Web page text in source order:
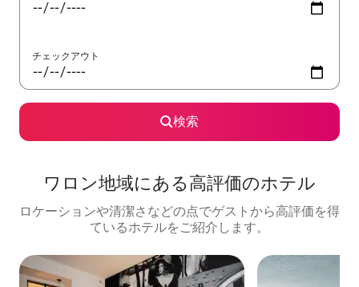
チェックアウト
検索
ワロン地域にある高⁠評⁠価⁠のホ⁠テ⁠ル
ロケーションや清潔さなどの点でゲストから高評価を得
ているホテルをご紹介します。